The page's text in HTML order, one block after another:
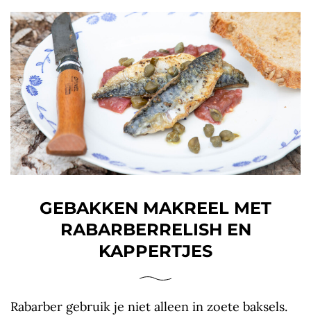
GEBAKKEN MAKREEL MET
RABARBERRELISH EN
KAPPERTJES
Rabarber gebruik je niet alleen in zoete baksels.